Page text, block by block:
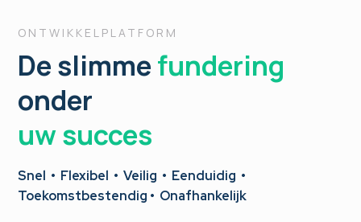
ONTWIKKELPLATFORM
De slimmefundering
onder
uw succes
Snel • Flexibel • Veilig • Eenduidig •
Toekomstbestendig • Onafhankelijk